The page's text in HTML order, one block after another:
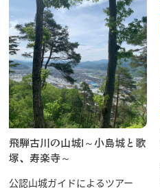
飛騨古川の山城Ⅰ～小島城と歌
塚、寿楽寺～
公認山城ガイドによるツアー